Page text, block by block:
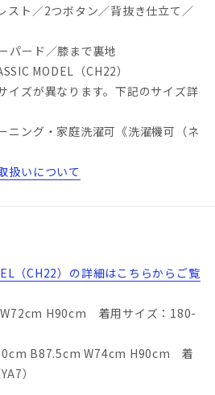
スト／2つボタン／背抜き仕立て／
パード／膝まで裏地
MODEL（CH22）
イズが異なります。下記のサイズ詳
ニング・家庭洗濯可《洗濯機可（ネ
扱いについて
（CH22）の詳細はこちらからご覧
H90cm 着用サイズ：180-
B87.5cm W74cm H90cm 着
）